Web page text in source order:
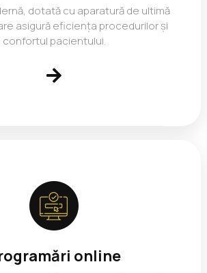
dotată cu aparatură de ultimă
asigură eficiența procedurilor și
confortul pacientului.
online